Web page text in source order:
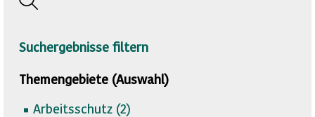
Suchergebnisse filtern
Themengebiete (Auswahl)
Arbeitsschutz (2)